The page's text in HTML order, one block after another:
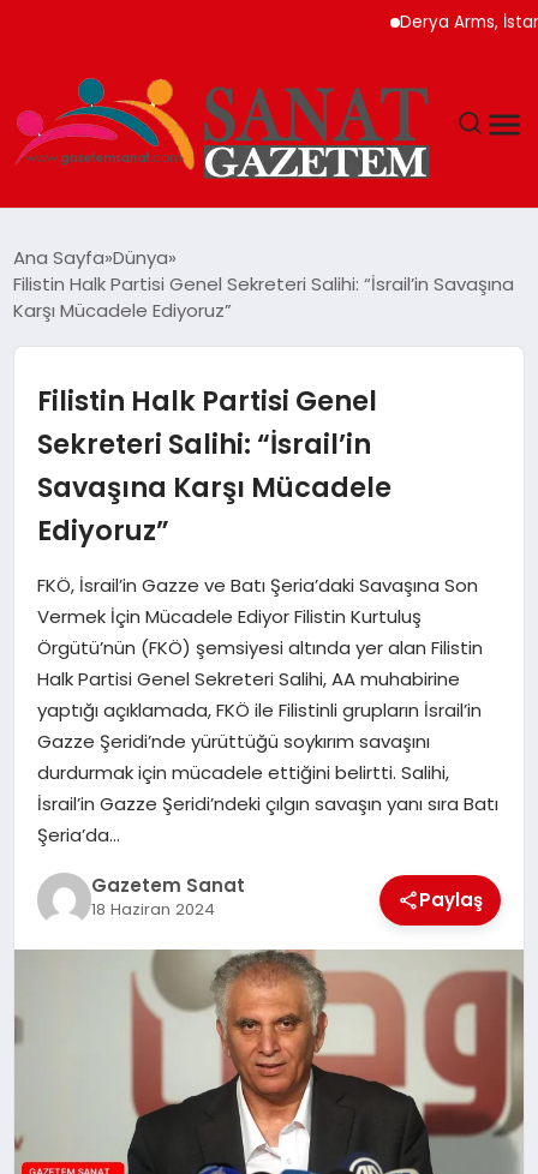
Derya Arms,
TEKNOLOJI
YAŞAM
EKONOMI
SAĞLIK
DÜNYA
EĞITIM
Ana Sayfa Dünya
Filistin Halk Partisi Genel Sekreteri Salihi: “İsrail’in Savaşına
Karşı Mücadele Ediyoruz”
Filistin Halk Partisi Genel
Sekreteri Salihi: “İsrail’in
Savaşına Karşı Mücadele
Ediyoruz”
FKÖ, İsrail’in Gazze ve Batı Şeria’daki Savaşına Son
Vermek İçin Mücadele Ediyor Filistin Kurtuluş
Örgütü’nün (FKÖ) şemsiyesi altında yer alan Filistin
Halk Partisi Genel Sekreteri Salihi, AA muhabirine
yaptığı açıklamada, FKÖ ile Filistinli grupların İsrail’in
Gazze Şeridi’nde yürüttüğü soykırım savaşını
durdurmak için mücadele ettiğini belirtti. Salihi,
İsrail’in Gazze Şeridi’ndeki çılgın savaşın yanı sıra Batı
Şeria’da…
Gazetem Sanat
18 Haziran 2024 Paylaş